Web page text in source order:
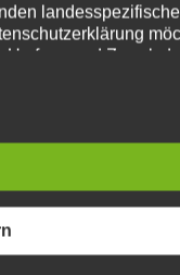
und Zweck
mittels dieser
zahlreiche
verarbeiteten
können